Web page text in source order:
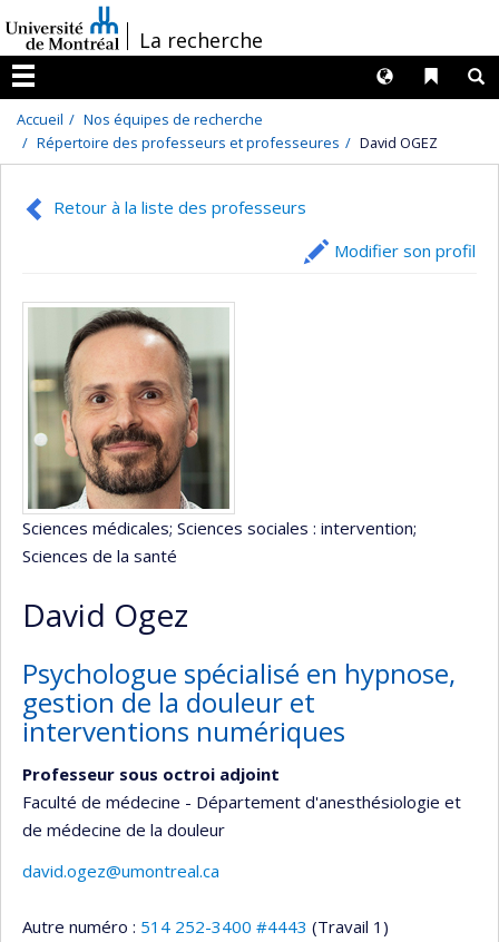
au
contenu
/La recherche
Menu
Liens
Langues
Accueil
Nos équipes de recherche
Répertoire des professeurs et professeures
David OGEZ
Retour à la liste des professeurs
Modifier son profil
Sciences médicales; Sciences sociales : intervention;
Sciences de la santé
David Ogez
Psychologue spécialisé en hypnose,
gestion de la douleur et
interventions numériques
Professeur sous octroi adjoint
Faculté de médecine - Département d'anesthésiologie et
de médecine de la douleur
david.ogez@umontreal.ca
Autre numéro : 514 252-3400 #4443 (Travail 1)